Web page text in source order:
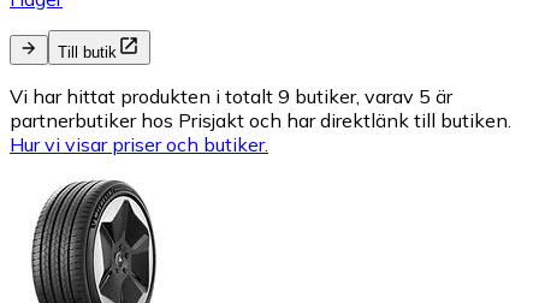
Till butik
Vi har hittat produkten i totalt 9 butiker, varav 5 är
partnerbutiker hos Prisjakt och har direktlänk till butiken.
Hur vi visar priser och butiker.